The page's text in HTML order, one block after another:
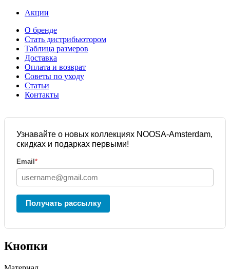
Акции
О бренде
Стать дистрибьютором
Таблица размеров
Доставка
Оплата и возврат
Советы по уходу
Статьи
Контакты
Узнавайте о новых коллекциях NOOSA-Amsterdam,
скидках и подарках первыми!
Email *
Получать рассылку
Кнопки